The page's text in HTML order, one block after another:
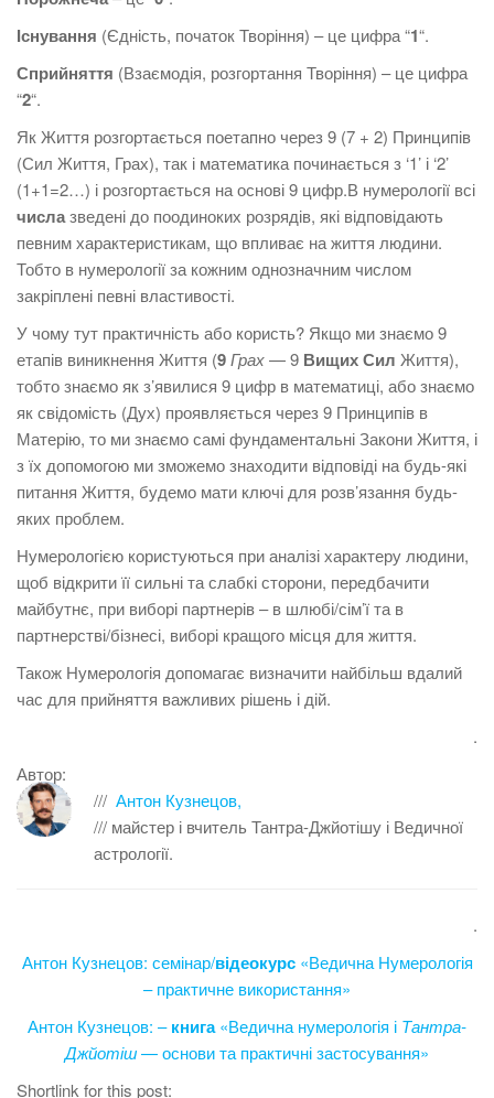
Існування (Єдність, початок Творіння) – це цифра “1“.
Сприйняття (Взаємодія, розгортання Творіння) – це цифра
“2“.
Як Життя розгортається поетапно через 9 (7 + 2) Принципів
(Сил Життя, Грах), так і математика починається з ‘1’ і ‘2’
(1+1=2…) і розгортається на основі 9 цифр.В нумерології всі
числазведені до поодиноких розрядів, які відповідають
певним характеристикам, що впливає на життя людини.
Тобто в нумерології за кожним однозначним числом
закріплені певні властивості.
У чому тут практичність або користь? Якщо ми знаємо 9
етапів виникнення Життя (9Грах— 9 Вищих Сил Життя),
тобто знаємо як з’явилися 9 цифр в математиці, або знаємо
як свідомість (Дух) проявляється через 9 Принципів в
Матерію, то ми знаємо самі фундаментальні Закони Життя, і
з їх допомогою ми зможемо знаходити відповіді на будь-які
питання Життя, будемо мати ключі для розв’язання будь-
яких проблем.
Нумерологією користуються при аналізі характеру людини,
щоб відкрити її сильні та слабкі сторони, передбачити
майбутнє, при виборі партнерів – в шлюбі/сім’ї та в
партнерстві/бізнесі, виборі кращого місця для життя.
Також Нумерологія допомагає визначити найбільш вдалий
час для прийняття важливих рішень і дій.
.
Автор:
/// Антон Кузнецов,
/// майстер і вчитель Тантра-Джйотішу і Ведичної
астрології.
.
Антон Кузнецов: семінар/відеокурс«Ведична Нумерологія
– практичне використання»
Антон Кузнецов: –книга«Ведична нумерологія і Тантра-
Джйотіш— основи та практичні застосування»
Shortlink for this post: